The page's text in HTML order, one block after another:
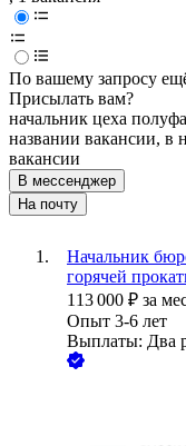
По вашему запросу
Присылать вам?
начальник цеха
названии вакансии, в
вакансии
В мессенджер
На почту
Начальник
горячей
113 000 ₽ за
Опыт 3-6 лет
Выплаты: Два